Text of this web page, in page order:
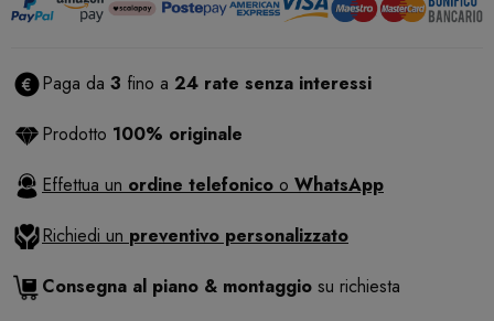
Paga da 3 fino a 24 rate senza interessi
Prodotto 100% originale
Effettua un ordine telefonico o WhatsApp
Richiedi un preventivo personalizzato
Consegna al piano & montaggio su richiesta